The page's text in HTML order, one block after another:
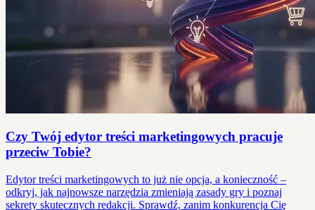
Czy Twój edytor treści marketingowych pracuje
przeciw Tobie?
Edytor treści marketingowych to już nie opcja, a konieczność –
odkryj, jak najnowsze narzędzia zmieniają zasady gry i poznaj
sekrety skutecznych redakcji. Sprawdź, zanim konkurencja Cię